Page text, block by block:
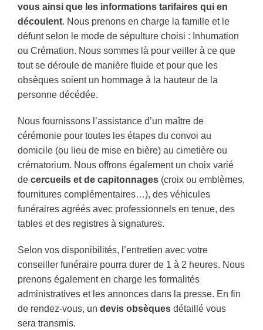
vous ainsi que les informations tarifaires qui en
découlent. Nous prenons en charge la famille et le
défunt selon le mode de sépulture choisi : Inhumation
ou Crémation. Nous sommes là pour veiller à ce que
tout se déroule de manière fluide et pour que les
obsèques soient un hommage à la hauteur de la
personne décédée.
Nous fournissons l’assistance d’un maître de
cérémonie pour toutes les étapes du convoi au
domicile (ou lieu de mise en bière) au cimetière ou
crématorium. Nous offrons également un choix varié
de cercueils et de capitonnages (croix ou emblèmes,
fournitures complémentaires…), des véhicules
funéraires agréés avec professionnels en tenue, des
tables et des registres à signatures.
Selon vos disponibilités, l’entretien avec votre
conseiller funéraire pourra durer de 1 à 2 heures. Nous
prenons également en charge les formalités
administratives et les annonces dans la presse. En fin
de rendez-vous, un devis obsèques détaillé vous
sera transmis.